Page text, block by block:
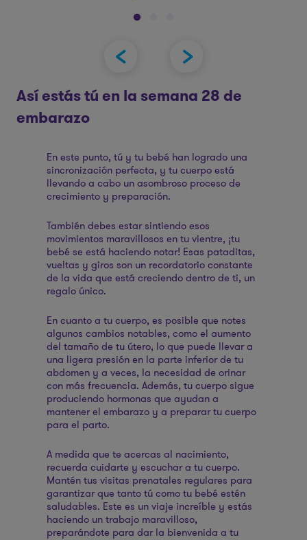
Así estás tú en la semana 28 de
embarazo
En este punto, tú y tu bebé han logrado una
sincronización perfecta, y tu cuerpo está
llevando a cabo un asombroso proceso de
crecimiento y preparación.
También debes estar sintiendo esos
movimientos maravillosos en tu vientre, ¡tu
bebé se está haciendo notar! Esas pataditas,
vueltas y giros son un recordatorio constante
de la vida que está creciendo dentro de ti, un
regalo único.
En cuanto a tu cuerpo, es posible que notes
algunos cambios notables, como el aumento
del tamaño de tu útero, lo que puede llevar a
una ligera presión en la parte inferior de tu
abdomen y a veces, la necesidad de orinar
con más frecuencia. Además, tu cuerpo sigue
produciendo hormonas que ayudan a
mantener el embarazo y a preparar tu cuerpo
para el parto.
A medida que te acercas al nacimiento,
recuerda cuidarte y escuchar a tu cuerpo.
Mantén tus visitas prenatales regulares para
garantizar que tanto tú como tu bebé estén
saludables. Este es un viaje increíble y estás
haciendo un trabajo maravilloso,
preparándote para dar la bienvenida a tu